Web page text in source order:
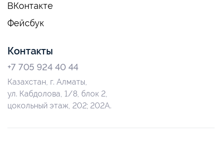
ВКонтакте
Фейсбук
Контакты
+7 705 924 40 44
Казахстан, г. Алматы,
ул. Кабдолова, 1/8, блок 2,
цокольный этаж, 202; 202А.